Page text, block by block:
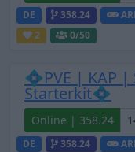
DE 358.24
2
0/50
💠PVE | KAP |
Starterkit💠
Online | 358.24
DE 358.24